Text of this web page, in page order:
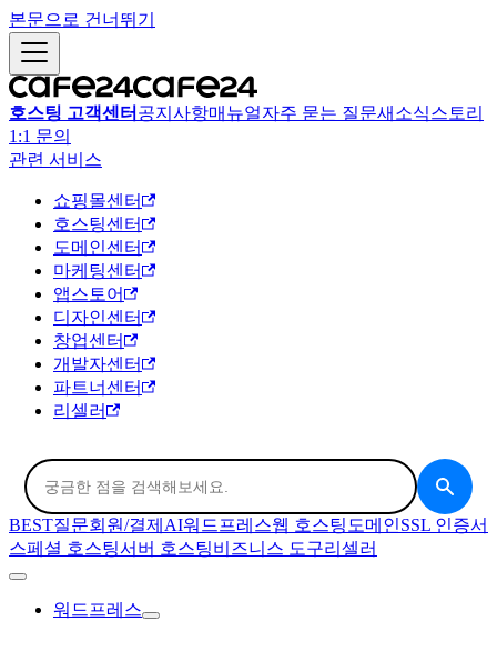
본문으로 건너뛰기
호스팅 고객센터 공지사항매뉴얼자주 묻는 질문새소식스토리
1:1 문의
관련 서비스
쇼핑몰센터
호스팅센터
도메인센터
마케팅센터
앱스토어
디자인센터
창업센터
개발자센터
파트너센터
리셀러
BEST질문회원/결제 AI워드프레스웹 호스팅 도메인SSL 인증서
스페셜 호스팅서버 호스팅비즈니스 도구리셀러
워드프레스